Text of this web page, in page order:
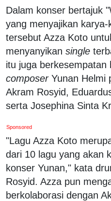
Dalam konser bertajuk
yang menyajikan
tersebut Azza Koto
menyanyikan single
itu juga berkesempatan
composerYunan Helmi
Akram Rosyid,
serta Josephina Sinta
Sponsored
"Lagu Azza Koto
dari 10 lagu yang akan
konser Yunan," kata
Rosyid. Azza pun
berkolaborasi dengan